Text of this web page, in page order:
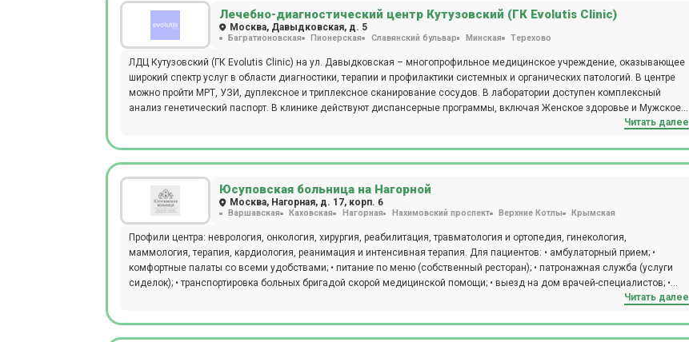
Лечебно-диагностический центр Кутузовский (ГК Evolutis Clinic)
Москва, Давыдковская, д. 5
Багратионовская Пионерская Славянский бульвар Минская Терехово
ЛДЦ Кутузовский (ГК Evolutis Clinic) на ул. Давыдковская – многопрофильное медицинское учреждение, оказывающее
широкий спектр услуг в области диагностики, терапии и профилактики системных и органических патологий. В центре
можно пройти МРТ, УЗИ, дуплексное и триплексное сканирование сосудов. В лаборатории доступен комплексный
анализ генетический паспорт. В клинике действуют диспансерные программы, включая Женское здоровье и Мужское
здоровье. Акушеры, гинекологи и эндокринологи центра занимаются проблемами бесплодия в супружеских парах.
Читать далее
Юсуповская больница на Нагорной
Москва, Нагорная, д. 17, корп. 6
Варшавская Каховская Нагорная Нахимовский проспект Верхние Котлы Крымская
Профили центра: неврология, онкология, хирургия, реабилитация, травматология и ортопедия, гинекология,
маммология, терапия, кардиология, реанимация и интенсивная терапия. Для пациентов: • амбулаторный прием; •
комфортные палаты со всеми удобствами; • питание по меню (собственный ресторан); • патронажная служба (услуги
сиделок); • транспортировка больных бригадой скорой медицинской помощи; • выезд на дом врачей-специалистов; •
онлайн-консультации; • перевод/госпитализация в линейные отделения или реанимацию круглосуточно; • хосписная и
Читать далее